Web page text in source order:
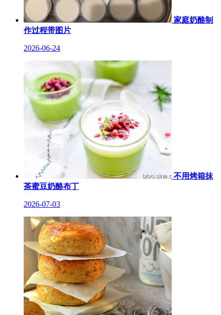
家庭奶酪制
作过程带图片
2026-06-24
不用烤箱抹
茶蜜豆奶酪布丁
2026-07-03